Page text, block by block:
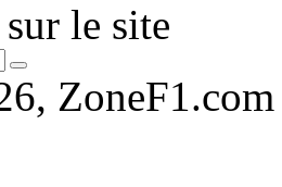
le site
ZoneF1.com